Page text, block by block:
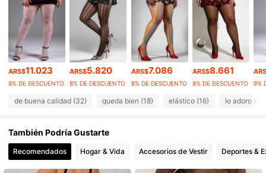
1.2K Seguidores
1.2K Seguidores
4,71 1.2K Seguidores
4,71 1.2K Seguidores
ARS$11.023
8% DE DESCUENTO
ARS$5.820
8% DE DESCUENTO
ARS$7.086
8% DE DESCUENTO
ARS$8.661
8% DE DESCUENTO 9%
de buena calidad (32) queda bien (18) elástico (16) lo adoro (13)
También Podría Gustarte
Recomendados Hogar & Vida Accesorios de Vestir Deportes &